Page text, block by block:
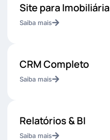
Site para Imobiliária
Saiba mais
CRM Completo
Saiba mais
Relatórios & BI
Saiba mais